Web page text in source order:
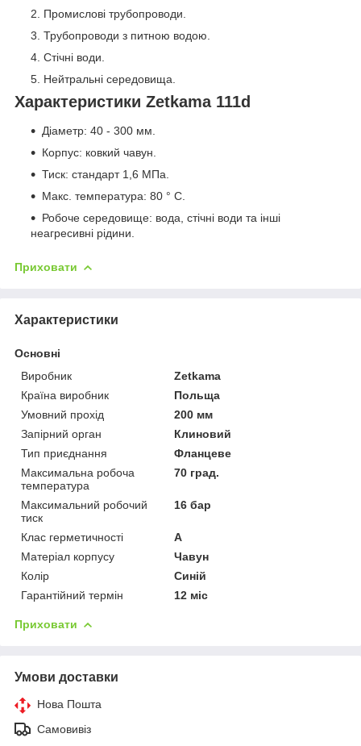
Промислові трубопроводи.
Трубопроводи з питною водою.
Стічні води.
Нейтральні середовища.
Характеристики Zetkama 111d
Діаметр: 40 - 300 мм.
Корпус: ковкий чавун.
Тиск: стандарт 1,6 МПа.
Макс. температура: 80 ° С.
Робоче середовище: вода, стічні води та інші
неагресивні рідини.
Приховати
Характеристики
Основні
Виробник
Zetkama
Країна виробник
Польща
Умовний прохід
200 мм
Запірний орган
Клиновий
Тип приєднання
Фланцеве
Максимальна робоча
температура
70 град.
Максимальний робочий
тиск
16 бар
Клас герметичності
А
Матеріал корпусу
Чавун
Колір
Синій
Гарантійний термін
12 міс
Приховати
Умови доставки
Нова Пошта
Самовивіз